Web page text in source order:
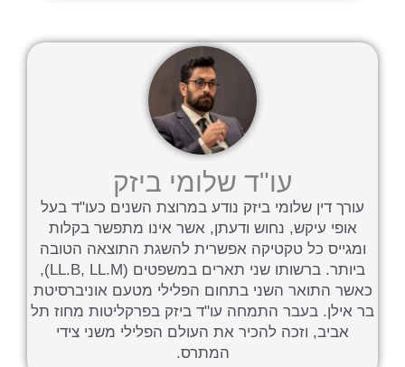
עו"ד שלומי ביזק
עורך דין שלומי ביזק נודע במרוצת השנים כעו"ד בעל
אופי עיקש, נחוש ודעתן, אשר אינו מתפשר בקלות
ומגייס כל טקטיקה אפשרית להשגת התוצאה הטובה
ביותר. ברשותו שני תארים במשפטים (LL.B, LL.M),
כאשר התואר השני בתחום הפלילי מטעם אוניברסיטת
בר אילן. בעבר התמחה עו"ד ביזק בפרקליטות מחוז תל
אביב, וזכה להכיר את העולם הפלילי משני צידי
המתרס.